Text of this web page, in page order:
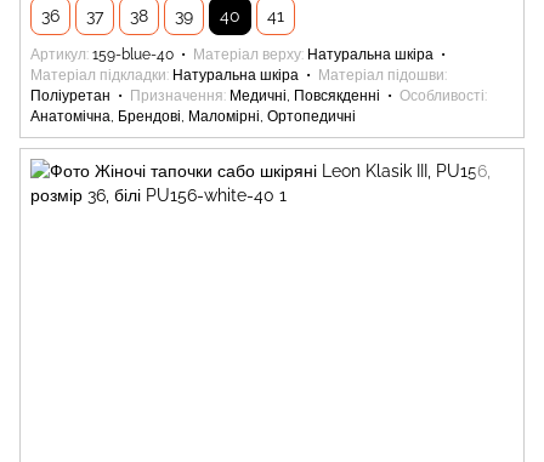
36 37 38 39 40 41
Артикул 159-blue-40 Матеріал верху Натуральна шкіра
Матеріал підкладки Натуральна шкіра
Матеріал підошви
Поліуретан
Призначення Медичні, Повсякденні
Особливості
Анатомічна, Брендові, Маломірні, Ортопедичні